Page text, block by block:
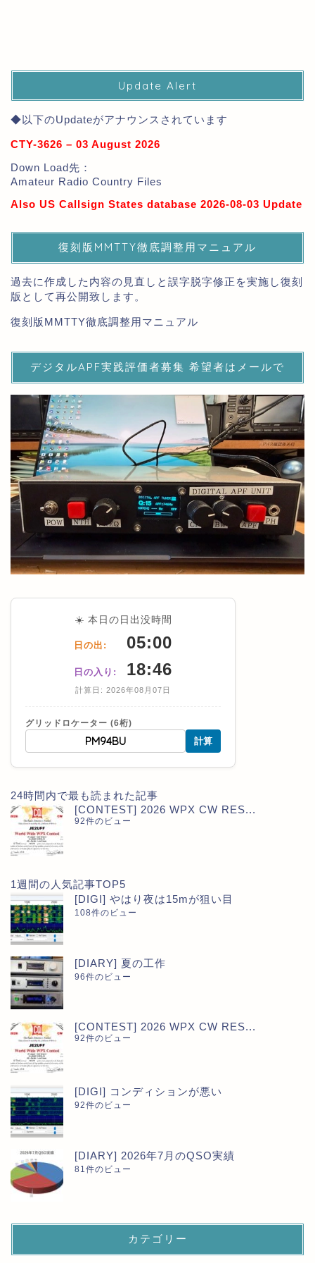
Update Alert
◆以下のUpdateがアナウンスされています
CTY-3626 – 03 August 2026
Down Load先：
Amateur Radio Country Files
Also US Callsign States database 2026-08-03 Update
復刻版MMTTY徹底調整用マニュアル
過去に作成した内容の見直しと誤字脱字修正を実施し復刻
版として再公開致します。
復刻版MMTTY徹底調整用マニュアル
デジタルAPF実践評価者募集 希望者はメールで
☀️ 本日の日出没時間
日の出: 05:00
日の入り: 18:46
計算日: 2026年08月07日
グリッドロケーター (6桁)
計算
24時間内で最も読まれた記事
[CONTEST] 2026 WPX CW RES...
92件のビュー
1週間の人気記事TOP5
[DIGI] やはり夜は15mが狙い目
108件のビュー
[DIARY] 夏の工作
96件のビュー
[CONTEST] 2026 WPX CW RES...
92件のビュー
[DIGI] コンディションが悪い
92件のビュー
[DIARY] 2026年7月のQSO実績
81件のビュー
カテゴリー